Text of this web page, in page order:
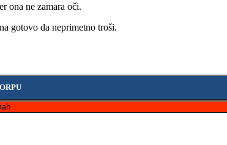
ona ne zamara oči.
gotovo da neprimetno troši.